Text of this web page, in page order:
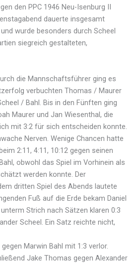
den PPC 1946 Neu-Isenburg II
dauerte insgesamt
wurde besonders durch Scheel
siegreich gestalteten,
die Mannschaftsführer ging es
verbuchten Thomas / Maurer
/ Bahl. Bis in den Fünften ging
Maurer und Jan Wiesenthal, die
mit 3:2 für sich entscheiden konnte.
Nerven. Wenige Chancen hatte
2:11, 4:11, 10:12 gegen seinen
obwohl das Spiel im Vorhinein als
werden konnte. Der
dritten Spiel des Abends lautete
Fuß auf die Erde bekam Daniel
Strich nach Sätzen klaren 0:3
Scheel. Ein Satz reichte nicht,
Marwin Bahl mit 1:3 verlor.
Jake Thomas gegen Alexander